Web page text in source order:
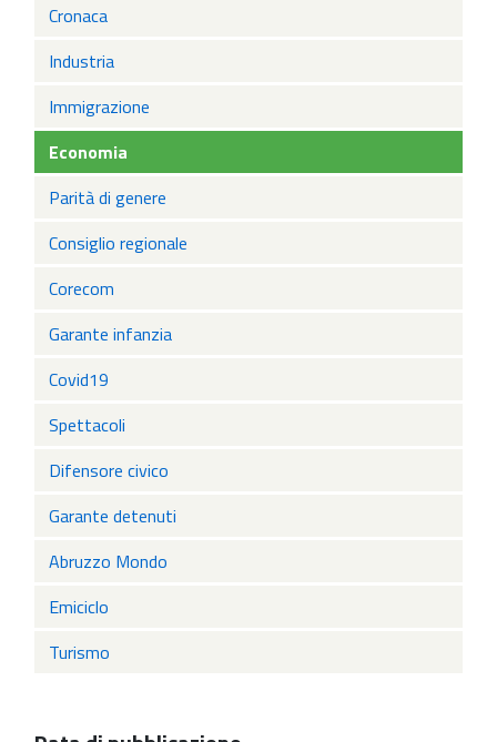
Cronaca
Industria
Immigrazione
Economia
Parità di genere
Consiglio regionale
Corecom
Garante infanzia
Covid19
Spettacoli
Difensore civico
Garante detenuti
Abruzzo Mondo
Emiciclo
Turismo